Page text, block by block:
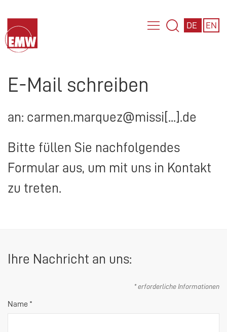
DE EN
E-Mail schreiben
an: carmen.marquez@missi[...].de
Bitte füllen Sie nachfolgendes
Formular aus, um mit uns in Kontakt
zu treten.
Ihre Nachricht an uns:
* erforderliche Informationen
Name *